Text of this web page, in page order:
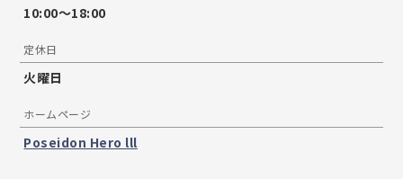
10:00〜18:00
定休日
火曜日
ホームページ
Poseidon Hero lll